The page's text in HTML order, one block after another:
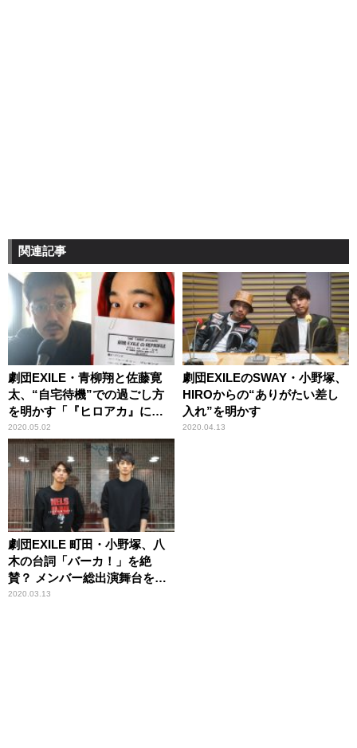
関連記事
劇団EXILE・青柳翔と佐藤寛
太、“自宅待機”での過ごし方
を明かす「『ヒロアカ』にハ
マっていて」
2020.05.02
劇団EXILEのSWAY・小野塚、
HIROからの“ありがたい差し
入れ”を明かす
2020.04.13
劇団EXILE 町田・小野塚、八
木の台詞「バーカ！」を絶
賛？ メンバー総出演舞台を振
り返る
2020.03.13